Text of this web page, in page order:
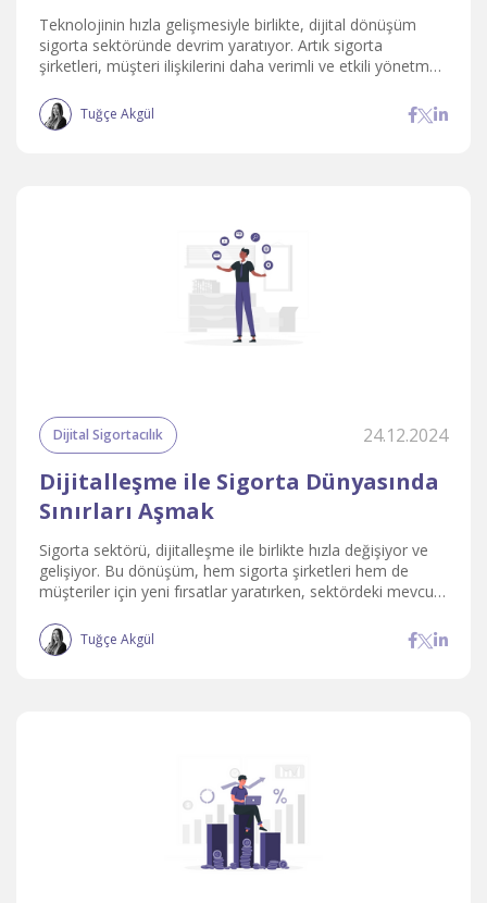
Teknolojinin hızla gelişmesiyle birlikte, dijital dönüşüm
sigorta sektöründe devrim yaratıyor. Artık sigorta
şirketleri, müşteri ilişkilerini daha verimli ve etkili yönetmek
Tuğçe Akgül
Dijital Sigortacılık 24.12.2024
Dijitalleşme ile Sigorta Dünyasında
Sınırları Aşmak
Sigorta sektörü, dijitalleşme ile birlikte hızla değişiyor ve
gelişiyor. Bu dönüşüm, hem sigorta şirketleri hem de
müşteriler için yeni fırsatlar yaratırken, sektördeki mevcut
Tuğçe Akgül